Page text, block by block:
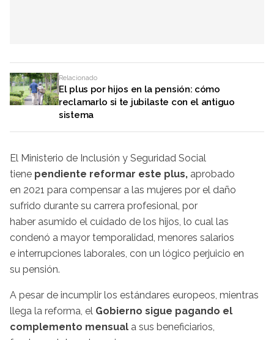
Relacionado
El plus por hijos en la pensión: cómo
reclamarlo si te jubilaste con el antiguo
sistema
El Ministerio de Inclusión y Seguridad Social
tiene pendiente reformar este plus, aprobado
en 2021 para compensar a las mujeres por el daño
sufrido durante su carrera profesional, por
haber asumido el cuidado de los hijos, lo cual las
condenó a mayor temporalidad, menores salarios
e interrupciones laborales, con un lógico perjuicio en
su pensión.
A pesar de incumplir los estándares europeos, mientras
llega la reforma, el Gobierno sigue pagando el
complemento mensual a sus beneficiarios,